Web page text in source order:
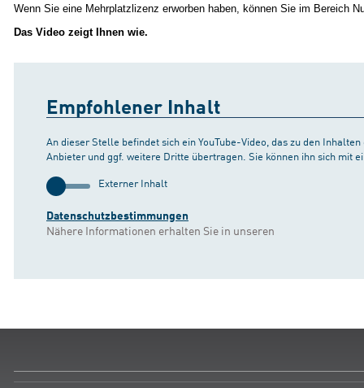
Wenn Sie eine Mehrplatzlizenz erworben haben, können Sie im Bereich
Das Video zeigt Ihnen wie.
Empfohlener Inhalt
An dieser Stelle befindet sich ein YouTube-Video, das zu den
Anbieter und ggf. weitere Dritte übertragen. Sie können ihn sich mit
Externer Inhalt
Datenschutzbestimmungen
Nähere Informationen erhalten Sie in unseren